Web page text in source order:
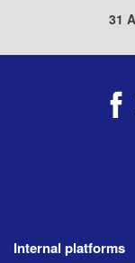
31
Internal platforms